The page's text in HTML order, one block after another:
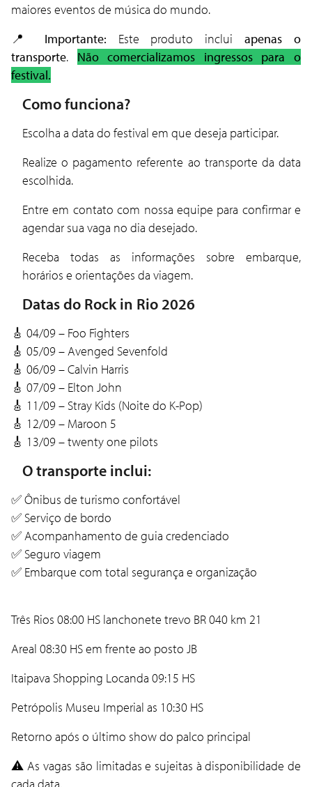
maiores eventos de música do mundo.
📍
Importante: Este produto inclui
apenas o
transporte.
Não comercializamos ingressos para o
festival.
Como funciona?
Escolha a data do festival em que deseja participar.
Realize o pagamento referente ao transporte da data
escolhida.
Entre em contato com nossa equipe para confirmar e
agendar sua vaga no dia desejado.
Receba todas as informações sobre embarque,
horários e orientações da viagem.
Datas do Rock in Rio 2026
🎸 04/09 – Foo Fighters
🎸 05/09 – Avenged Sevenfold
🎸 06/09 – Calvin Harris
🎸 07/09 – Elton John
🎸 11/09 – Stray Kids (Noite do K-Pop)
🎸 12/09 – Maroon 5
🎸 13/09 – twenty one pilots
O transporte inclui:
✅ Ônibus de turismo confortável
✅ Serviço de bordo
✅ Acompanhamento de guia credenciado
✅ Seguro viagem
✅ Embarque com total segurança e organização
Três Rios 08:00 HS lanchonete trevo BR 040 km 21
Areal 08:30 HS em frente ao posto JB
Itaipava Shopping Locanda 09:15 HS
Petrópolis Museu Imperial as 10:30 HS
Retorno após o último show do palco principal
⚠️ As vagas são limitadas e sujeitas à disponibilidade de
cada data.